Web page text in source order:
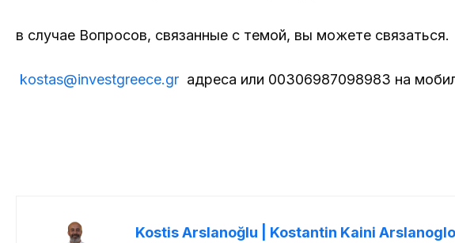
в случае Вопросов, связанные с темой, вы можете связаться.
kostas@investgreece.gr адреса или 00306987098983 на
Kostis Arslanoğlu | Kostantin Kaini